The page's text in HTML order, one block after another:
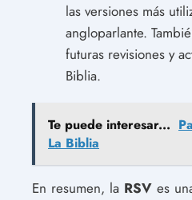
las versiones más
angloparlante.
futuras revisiones y
Biblia.
Te puede interesar...
La Biblia
En resumen, la RSV es